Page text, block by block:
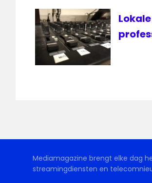
Mediamagazine brengt elke dag
streamingdiensten en